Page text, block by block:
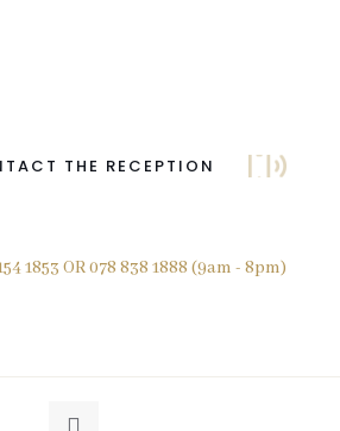
THE RECEPTION
1853 OR 078 838 1888 (9am - 8pm)